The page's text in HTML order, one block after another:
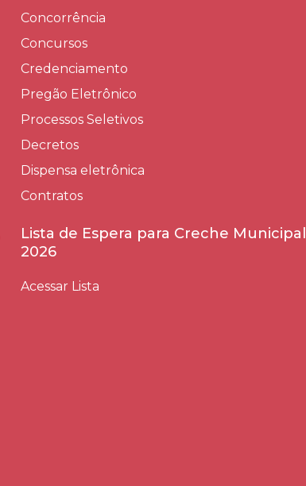
Concorrência
Concursos
Credenciamento
Pregão Eletrônico
Processos Seletivos
Decretos
Dispensa eletrônica
Contratos
Lista de Espera para Creche Municipal
2026
Acessar Lista